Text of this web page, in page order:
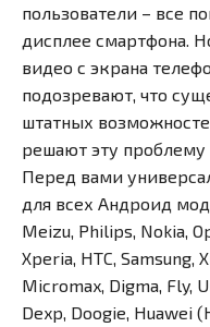
пользователи – все
дисплее смартфона.
видео с экрана
подозревают, что
штатных
решают эту проблему
Перед вами
для всех Андроид
Meizu, Philips, Nokia,
Xperia, HTC, Samsung,
Micromax, Digma, Fly,
Dexp, Doogie, Huawei